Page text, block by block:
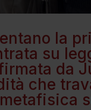
la
su
da
che